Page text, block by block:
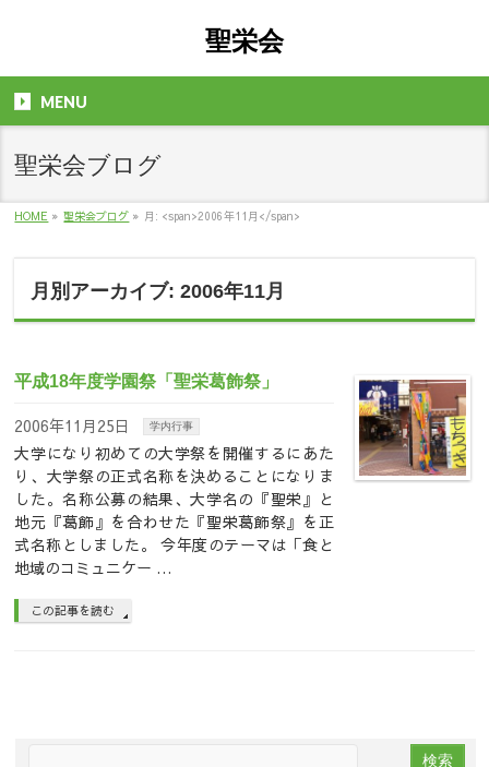
聖栄会
MENU
聖栄会ブログ
HOME » 聖栄会ブログ » 月: <span>2006年11月</span>
月別アーカイブ: 2006年11月
平成18年度学園祭「聖栄葛飾祭」
2006年11月25日 学内行事
大学になり初めての大学祭を開催するにあた
り、大学祭の正式名称を決めることになりま
した。名称公募の結果、大学名の『聖栄』と
地元『葛飾』を合わせた『聖栄葛飾祭』を正
式名称としました。 今年度のテーマは「食と
地域のコミュニケー …
この記事を読む